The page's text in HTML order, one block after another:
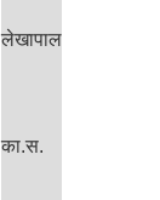
लेखापाल
का.स.